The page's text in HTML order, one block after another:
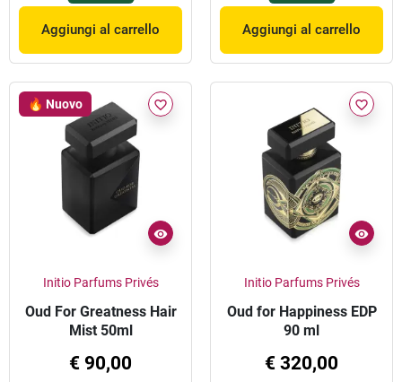
Aggiungi al carrello Aggiungi al carrello
🔥 Nuovo favorite_border
Initio Parfums Privés
Oud For Greatness Hair
Mist 50ml
€ 90,00
favorite_border
Initio Parfums Privés
Oud for Happiness EDP
90 ml
€ 320,00